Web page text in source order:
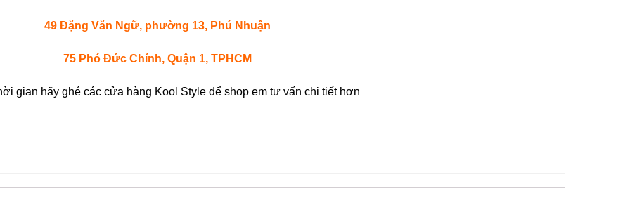
49 Đặng Văn Ngữ, phường 13, Phú Nhuận
75 Phó Đức Chính, Quận 1, TPHCM
gian hãy ghé các cửa hàng Kool Style để shop em tư vấn chi tiết hơn